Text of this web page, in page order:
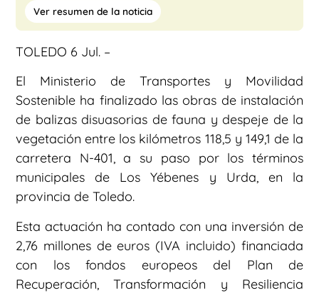
Ver resumen de la noticia
TOLEDO 6 Jul. –
El Ministerio de Transportes y Movilidad
Sostenible ha finalizado las obras de instalación
de balizas disuasorias de fauna y despeje de la
vegetación entre los kilómetros 118,5 y 149,1 de la
carretera N-401, a su paso por los términos
municipales de Los Yébenes y Urda, en la
provincia de Toledo.
Esta actuación ha contado con una inversión de
2,76 millones de euros (IVA incluido) financiada
con los fondos europeos del Plan de
Recuperación, Transformación y Resiliencia